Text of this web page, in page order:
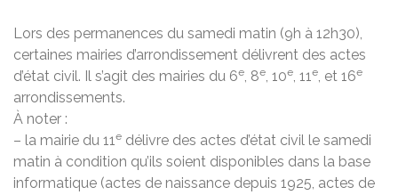
Lors des permanences du samedi matin (9h à 12h30),
certaines mairies d’arrondissement délivrent des actes
d’état civil. Il s’agit des mairies du 6e, 8e, 10e, 11e, et 16e
arrondissements.
À noter :
– la mairie du 11e délivre des actes d’état civil le samedi
matin à condition qu’ils soient disponibles dans la base
informatique (actes de naissance depuis 1925, actes de